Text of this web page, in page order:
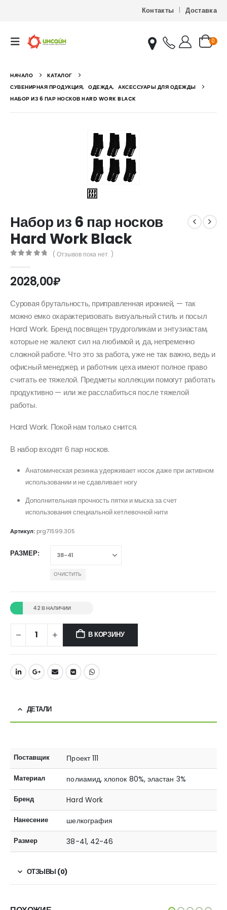
Контакты Доставка
0
НАЧАЛО
КАТАЛОГ
СУВЕНИРНАЯ ПРОДУКЦИЯ, ОДЕЖДА, АКСЕССУАРЫ ДЛЯ ОДЕЖДЫ
НАБОР ИЗ 6 ПАР НОСКОВ HARD WORK BLACK
Набор из 6 пар носков
Hard Work Black
( Отзывов пока нет. )
2028,00₽
Суровая брутальность, приправленная иронией, — так
можно емко охарактеризовать визуальный стиль и посыл
Hard Work. Бренд посвящен трудоголикам и энтузиастам,
которые не жалеют сил на любимой и, да, непременно
сложной работе. Что это за работа, уже не так важно, ведь и
офисный менеджер, и работник цеха имеют полное право
считать ее тяжелой. Предметы коллекции помогут работать
продуктивно — или же расслабиться после тяжелой
работы.
Hard Work. Покой нам только снится.
В набор входят 6 пар носков.
Анатомическая резинка удерживает носок даже при активном
использовании и не сдавливает ногу
Дополнительная прочность пятки и мыска за счет
использования специальной кетлевочной нити
Артикул: prg71599.305
РАЗМЕР
ОЧИСТИТЬ
42 В НАЛИЧИИ
В КОРЗИНУ
ДЕТАЛИ
Поставщик Проект 111
Материал полиамид, хлопок 80%, эластан 3%
Бренд Hard Work
Нанесение шелкография
Размер 38-41, 42-46
ОТЗЫВЫ (0)